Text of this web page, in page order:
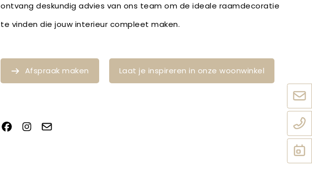
ontvang deskundig advies van ons team om de ideale raamdecoratie
te vinden die jouw interieur compleet maken.
Afspraak maken Laat je inspireren in onze woonwinkel